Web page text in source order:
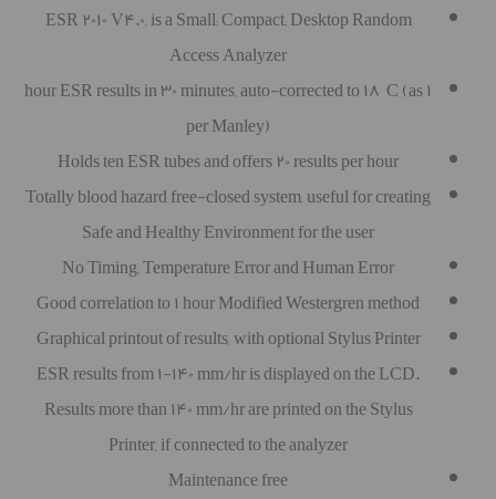
ESR 2010 V4.0, is a Small; Compact; Desktop Random
Access Analyzer
1 hour ESR results in 30 minutes, auto-corrected to 18 °C (as
per Manley)
Holds ten ESR tubes and offers 20 results per hour
Totally blood hazard free-closed system, useful for creating
Safe and Healthy Environment for the user
No Timing; Temperature Error and Human Error
Good correlation to 1 hour Modified Westergren method
Graphical printout of results, with optional Stylus Printer
ESR results from 1-140 mm/hr is displayed on the LCD.
Results more than 140 mm/hr are printed on the Stylus
Printer, if connected to the analyzer
Maintenance free